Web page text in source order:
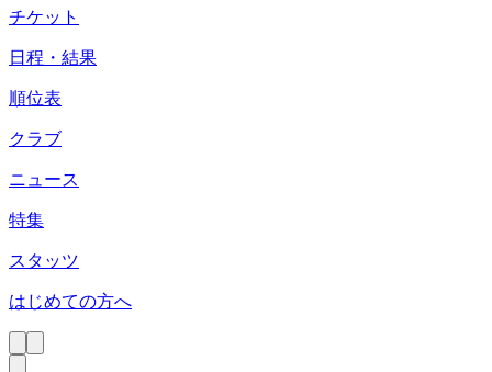
チケット
日程・結果
順位表
クラブ
ニュース
特集
スタッツ
はじめての方へ